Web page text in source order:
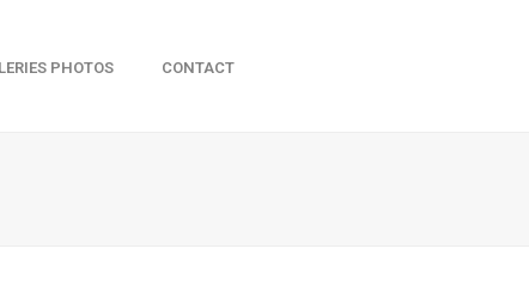
PHOTOS CONTACT